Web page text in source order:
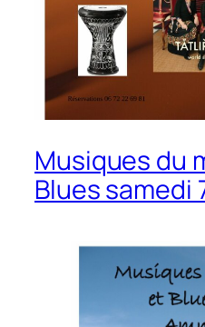
Musiques du
Blues samedi